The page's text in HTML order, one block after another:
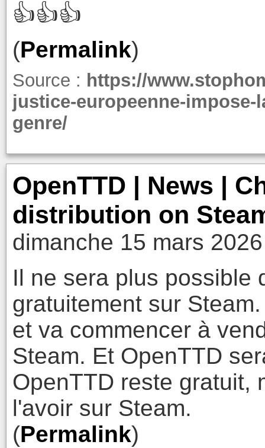
👍👍👍
(Permalink)
Source : https://
justice-europeenne-
genre/
OpenTTD | News |
distribution on
dimanche 15 mars
Il ne sera plus possible
gratuitement sur
et va commencer à
Steam. Et OpenTTD
OpenTTD reste gratuit,
l'avoir sur Steam.
(Permalink)